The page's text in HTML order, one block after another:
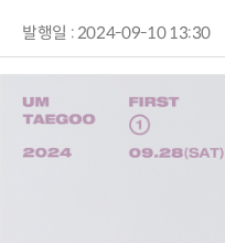
발행일 : 2024-09-10 13:30